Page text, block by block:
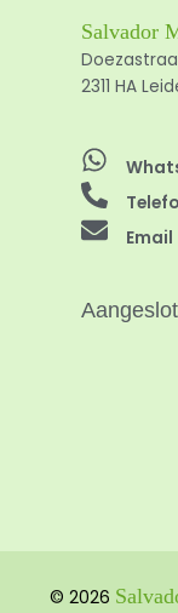
Salvador
2311 HA
Email
© 2026